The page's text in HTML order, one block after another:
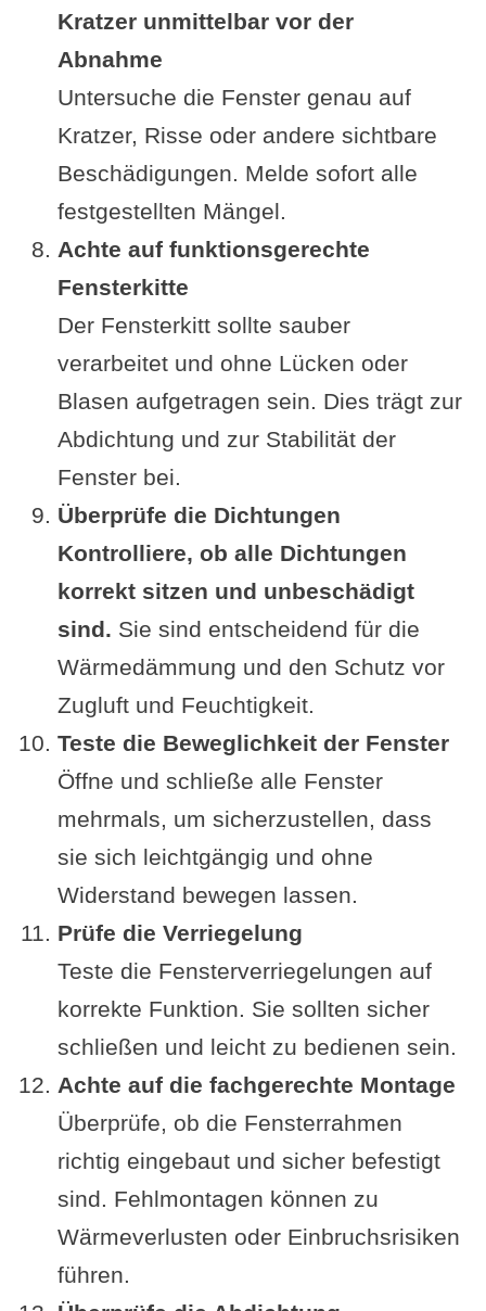
Kratzer unmittelbar vor der
Abnahme
Untersuche die Fenster genau auf
Kratzer, Risse oder andere sichtbare
Beschädigungen. Melde sofort alle
festgestellten Mängel.
Achte auf funktionsgerechte
Fensterkitte
Der Fensterkitt sollte sauber
verarbeitet und ohne Lücken oder
Blasen aufgetragen sein. Dies trägt zur
Abdichtung und zur Stabilität der
Fenster bei.
Überprüfe die Dichtungen
Kontrolliere, ob alle Dichtungen
korrekt sitzen und unbeschädigt
sind. Sie sind entscheidend für die
Wärmedämmung und den Schutz vor
Zugluft und Feuchtigkeit.
Teste die Beweglichkeit der Fenster
Öffne und schließe alle Fenster
mehrmals, um sicherzustellen, dass
sie sich leichtgängig und ohne
Widerstand bewegen lassen.
Prüfe die Verriegelung
Teste die Fensterverriegelungen auf
korrekte Funktion. Sie sollten sicher
schließen und leicht zu bedienen sein.
Achte auf die fachgerechte Montage
Überprüfe, ob die Fensterrahmen
richtig eingebaut und sicher befestigt
sind. Fehlmontagen können zu
Wärmeverlusten oder Einbruchsrisiken
führen.